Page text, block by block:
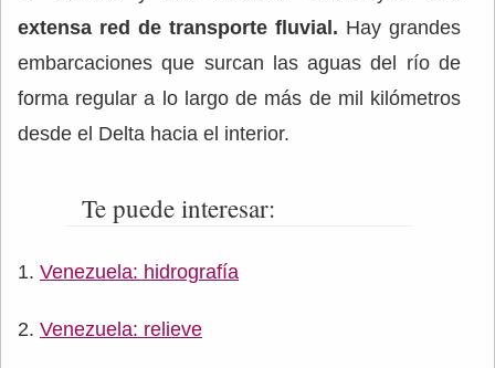
extensa red de transporte fluvial. Hay grandes
embarcaciones que surcan las aguas del río de
forma regular a lo largo de más de mil kilómetros
desde el Delta hacia el interior.
Te puede interesar:
Venezuela: hidrografía
Venezuela: relieve